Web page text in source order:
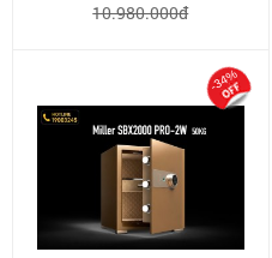
10.980.000đ
-34%